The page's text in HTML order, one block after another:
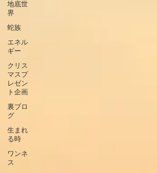
地底世
界
蛇族
エネル
ギー
クリス
マスプ
レゼン
ト企画
裏ブロ
グ
生まれ
る時
ワンネ
ス